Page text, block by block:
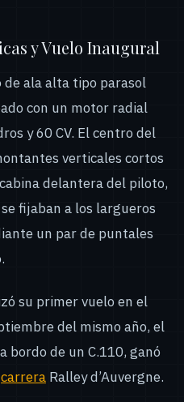
y Vuelo Inaugural
de ala alta tipo parasol
con un motor radial
y 60 CV. El centro del
verticales cortos
delantera del piloto,
fijaban a los largueros
un par de puntales
su primer vuelo en el
del mismo año, el
bordo de un C.110, ganó
carrera Ralley d’Auvergne.